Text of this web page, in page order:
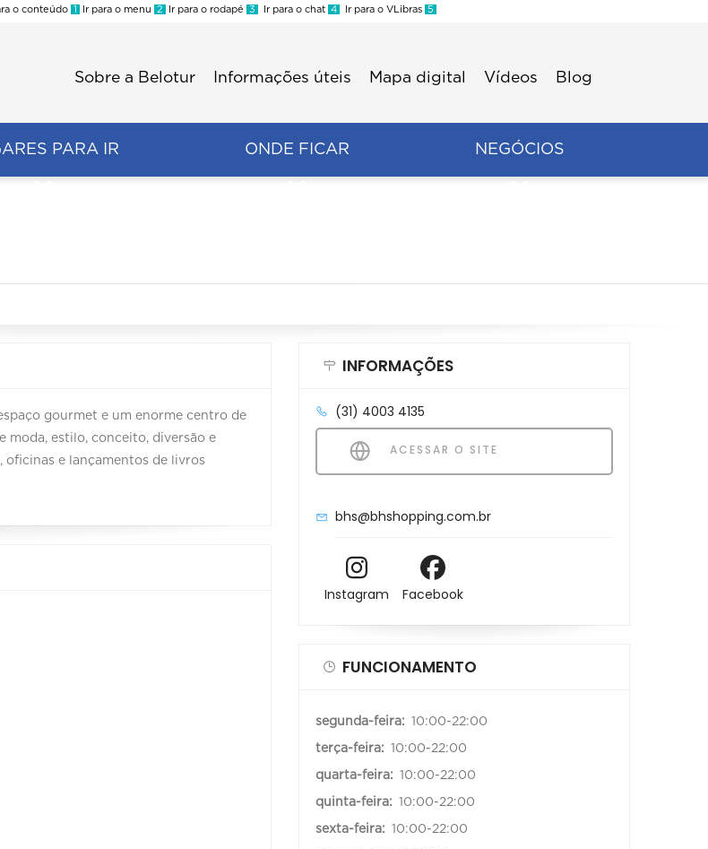
o conteúdo 1 Ir para o menu 2 Ir para o rodapé 3 Ir para o chat 4 Ir para o VLibras 5
Sobre a Belotur Informações úteis Mapa digital Vídeos Blog
PARA IR ONDE FICAR NEGÓCIOS
gourmet e um enorme centro de
moda, estilo, conceito, diversão e
e lançamentos de livros
INFORMAÇÕES
(31) 4003 4135
ACESSAR O SITE
bhs@bhshopping.com.br
Instagram Facebook
FUNCIONAMENTO
segunda-feira: 10:00-22:00
terça-feira: 10:00-22:00
quarta-feira: 10:00-22:00
quinta-feira: 10:00-22:00
sexta-feira: 10:00-22:00